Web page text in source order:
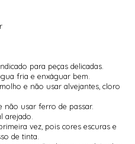
para peças delicadas.
fria e enxáguar bem.
e não usar alvejantes, cloro
não usar ferro de passar.
arejado.
vez, pois cores escuras e
de tinta.